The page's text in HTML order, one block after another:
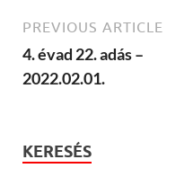
PREVIOUS ARTICLE
4. évad 22. adás –
2022.02.01.
KERESÉS